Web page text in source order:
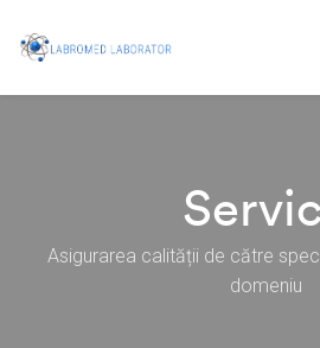
Asigurarea calității de către
domeniu